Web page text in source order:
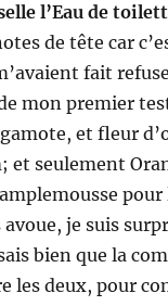
l’Eau de
de tête car
fait
mon premier
et fleur
et seulement
pour
je suis
bien que la
les deux, pour